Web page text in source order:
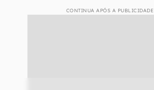
CONTINUA APÓS A PUBLICIDADE